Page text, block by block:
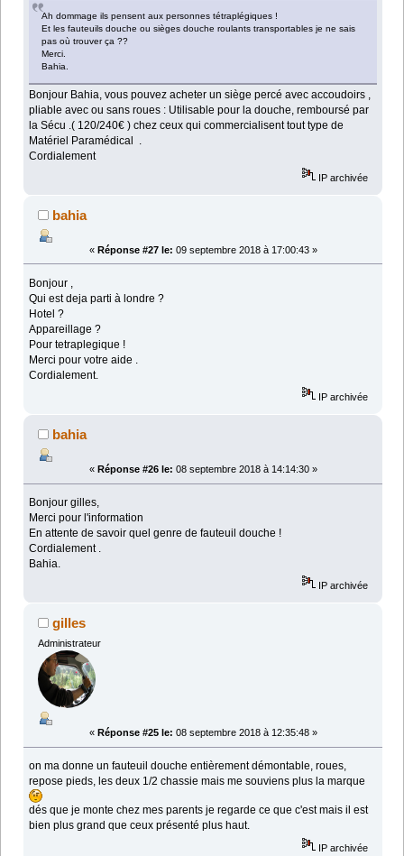
Ah dommage ils pensent aux personnes tétraplégiques !
Et les fauteuils douche ou sièges douche roulants transportables je ne sais
pas où trouver ça ??
Merci.
Bahia.
Bonjour Bahia, vous pouvez acheter un siège percé avec accoudoirs ,
pliable avec ou sans roues : Utilisable pour la douche, remboursé par
la Sécu .( 120/240€ ) chez ceux qui commercialisent tout type de
Matériel Paramédical .
Cordialement
IP archivée
bahia
« Réponse #27 le: 09 septembre 2018 à 17:00:43 »
Bonjour ,
Qui est deja parti à londre ?
Hotel ?
Appareillage ?
Pour tetraplegique !
Merci pour votre aide .
Cordialement.
IP archivée
bahia
« Réponse #26 le: 08 septembre 2018 à 14:14:30 »
Bonjour gilles,
Merci pour l'information
En attente de savoir quel genre de fauteuil douche !
Cordialement .
Bahia.
IP archivée
gilles
Administrateur
« Réponse #25 le: 08 septembre 2018 à 12:35:48 »
on ma donne un fauteuil douche entièrement démontable, roues,
repose pieds, les deux 1/2 chassie mais me souviens plus la marque
dés que je monte chez mes parents je regarde ce que c'est mais il est
bien plus grand que ceux présenté plus haut.
IP archivée